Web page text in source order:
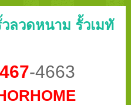
ลวดหนาม รั้วเมทั
467-4663